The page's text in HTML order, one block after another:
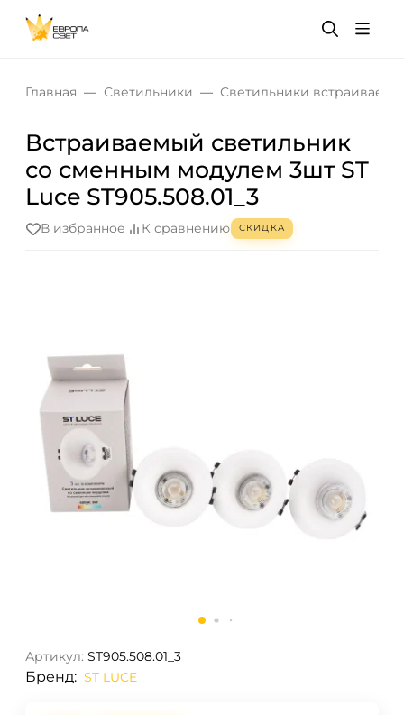
Главная Светильники Светильники
Встраиваемый светильник
со сменным модулем 3шт ST
Luce ST905.508.01_3
В избранное К сравнению СКИДКА
Артикул: ST905.508.01_3
Бренд: ST LUCE